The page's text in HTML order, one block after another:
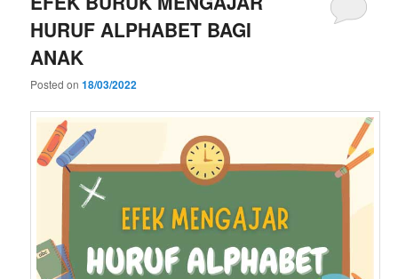
HURUF ALPHABET BAGI
ANAK
Posted on18/03/2022